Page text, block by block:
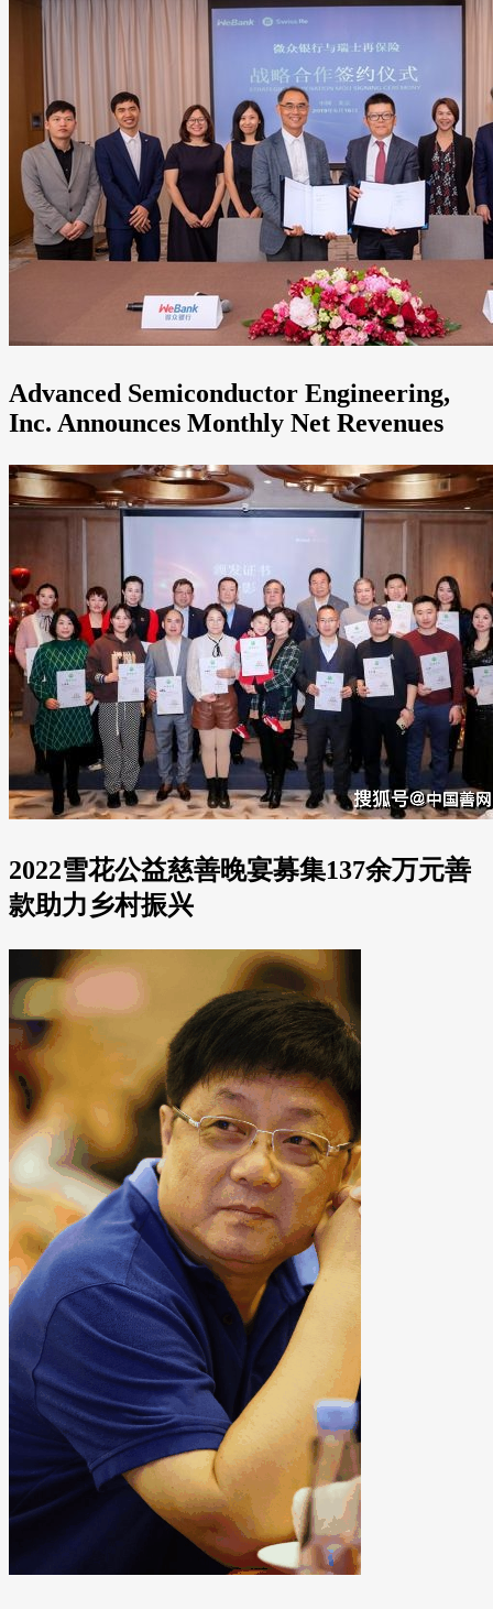
Advanced Semiconductor Engineering,
Inc. Announces Monthly Net Revenues
2022雪花公益慈善晚宴募集137余万元善
款助力乡村振兴